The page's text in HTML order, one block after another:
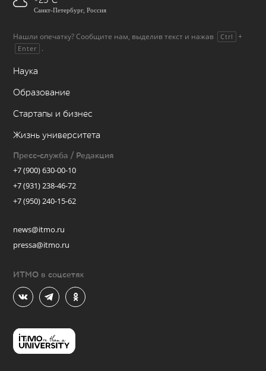
Санкт-Петербург, Россия
Нашли опечатку? Сообщите нам, выделив текст и нажав Ctrl +
Enter .
Наука
Образование
Стартапы и бизнес
Жизнь университета
Пресс-служба / Редакция
+7 (900) 630-00-10
+7 (931) 238-46-72
+7 (950) 240-15-62
news@itmo.ru
pressa@itmo.ru
ИТМО в соцсетях